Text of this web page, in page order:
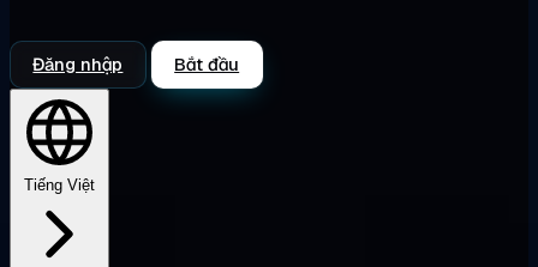
Đăng nhập Bắt đầu
Tiếng Việt